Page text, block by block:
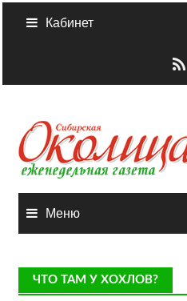
Кабинет
Меню
ЧТО ТАМ У ХОХЛОВ?